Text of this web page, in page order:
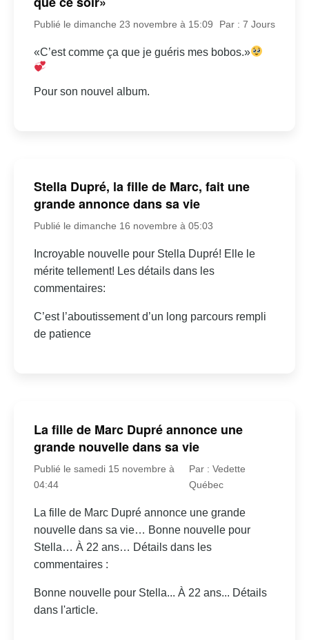
Publié le dimanche 23 novembre à 15:09 Par : 7 Jours
«C’est comme ça que je guéris mes bobos.»
Pour son nouvel album.
Stella Dupré, la fille de Marc, fait une
grande annonce dans sa vie
Publié le dimanche 16 novembre à 05:03
Incroyable nouvelle pour Stella Dupré! Elle le
mérite tellement! Les détails dans les
commentaires:
C’est l’aboutissement d’un long parcours rempli
de patience
La fille de Marc Dupré annonce une
grande nouvelle dans sa vie
Publié le samedi 15 novembre à
04:44
Par : Vedette
Québec
La fille de Marc Dupré annonce une grande
nouvelle dans sa vie… Bonne nouvelle pour
Stella… À 22 ans… Détails dans les
commentaires :
Bonne nouvelle pour Stella... À 22 ans... Détails
dans l'article.